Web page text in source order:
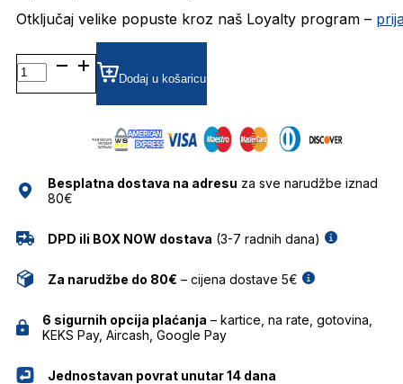
Otključaj velike popuste kroz naš Loyalty program –
CD40170U
SUNČANE
NAOČALE
Dodaj u košaricu
Besplatna dostava na adresu za sve narudžbe iznad
80€
DPD ili BOX NOW dostava (3-7 radnih dana)
Za narudžbe do 80€ – cijena dostave 5€
6 sigurnih opcija plaćanja – kartice, na rate, gotovina,
KEKS Pay, Aircash, Google Pay
Jednostavan povrat unutar 14 dana